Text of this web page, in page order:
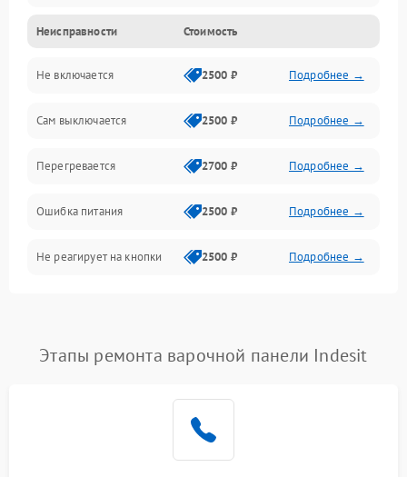
Неисправности Стоимость
Не включается 2500 ₽ Подробнее →
Сам выключается 2500 ₽ Подробнее →
Перегревается 2700 ₽ Подробнее →
Ошибка питания 2500 ₽ Подробнее →
Не реагирует на кнопки 2500 ₽ Подробнее →
Этапы ремонта варочной панели Indesit